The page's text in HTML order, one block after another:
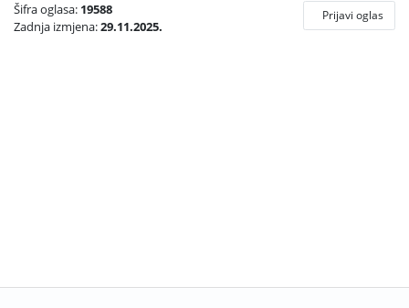
Šifra oglasa: 19588
Zadnja izmjena:29.11.2025.
Prijavi oglas